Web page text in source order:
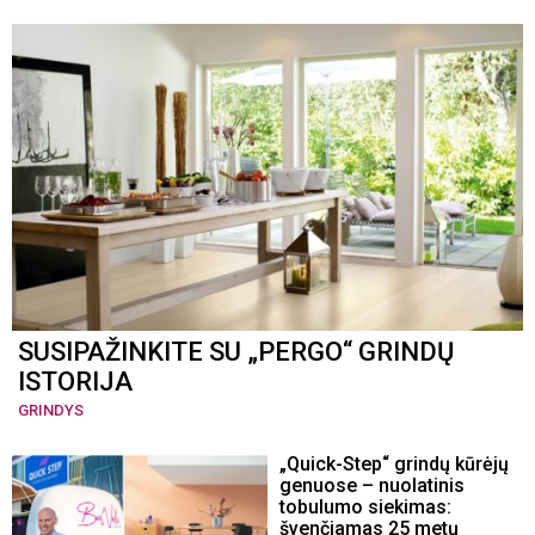
SUSIPAŽINKITE SU „PERGO“ GRINDŲ
ISTORIJA
GRINDYS
„Quick-Step“ grindų kūrėjų
genuose – nuolatinis
tobulumo siekimas:
švenčiamas 25 metų